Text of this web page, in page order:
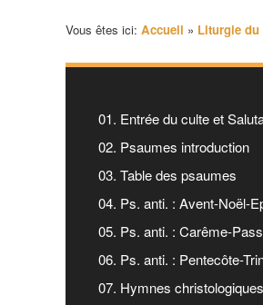
Vous êtes ici: Accueil » Liturgie du
01. Entrée du culte et
02. Psaumes introduction
03. Table des psaumes
04. Ps. anti. : Avent-Noël-
05. Ps. anti. : Carême-
06. Ps. anti. : Pentecôte-
07. Hymnes christologiques